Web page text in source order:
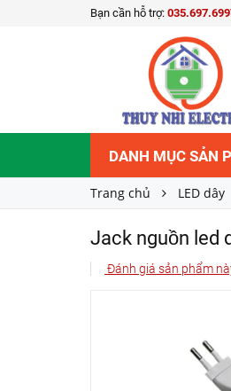
Bạn cần hỗ trợ:
DANH MỤC SẢN
Trang chủ LED dây
Jack nguồn led
Đánh giá sản phẩm
Jack nguồn led
Giá bán: